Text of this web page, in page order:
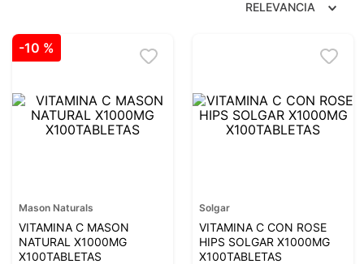
5.
glicinato magnesio
7.
lab nutrition
magnesio
RELEVANCIA
-10 %
Mason Naturals
VITAMINA C MASON
NATURAL X1000MG
X100TABLETAS
Solgar
VITAMINA C CON ROSE
HIPS SOLGAR X1000MG
X100TABLETAS